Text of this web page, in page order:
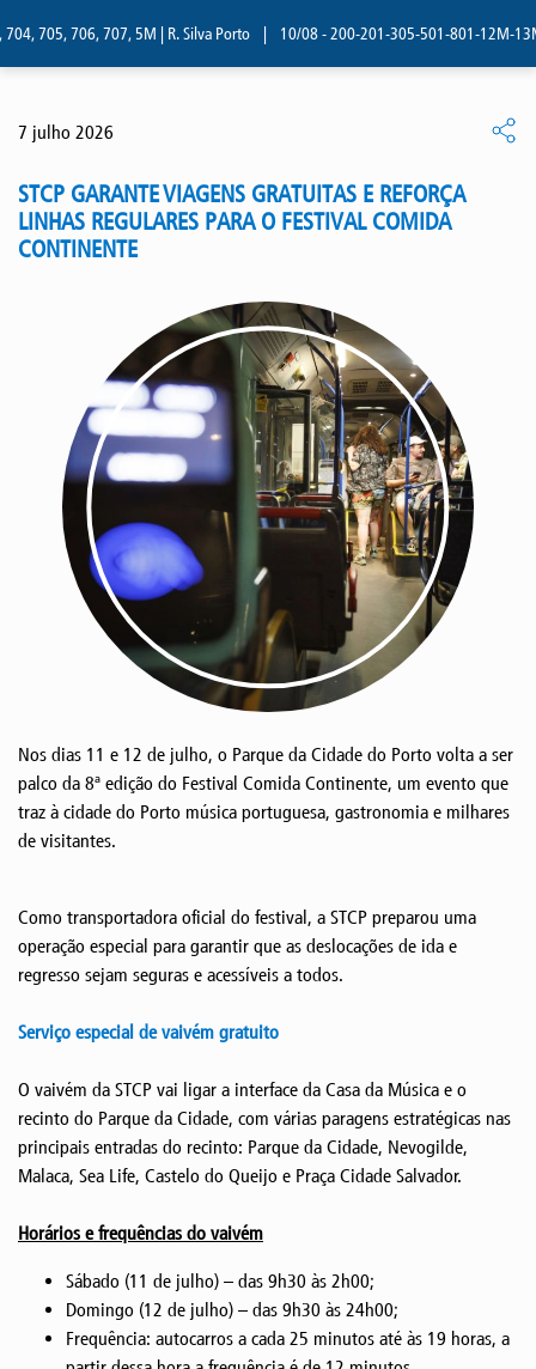
705, 706, 707, 5M | R. Silva Porto | 10/08 - 200-201-305-501-801-12M-13M |
7 julho 2026
STCP GARANTE VIAGENS GRATUITAS E REFORÇA
LINHAS REGULARES PARA O FESTIVAL COMIDA
CONTINENTE
Nos dias 11 e 12 de julho, o Parque da Cidade do Porto volta a ser
palco da 8ª edição do Festival Comida Continente, um evento que
traz à cidade do Porto música portuguesa, gastronomia e milhares
de visitantes.
Como transportadora oficial do festival, a STCP preparou uma
operação especial para garantir que as deslocações de ida e
regresso sejam seguras e acessíveis a todos.
Serviço especial de vaivém gratuito
O vaivém da STCP vai ligar a interface da Casa da Música e o
recinto do Parque da Cidade, com várias paragens estratégicas nas
principais entradas do recinto: Parque da Cidade, Nevogilde,
Malaca, Sea Life, Castelo do Queijo e Praça Cidade Salvador.
Horários e frequências do vaivém
Sábado (11 de julho) – das 9h30 às 2h00;
Domingo (12 de julho) – das 9h30 às 24h00;
Frequência: autocarros a cada 25 minutos até às 19 horas, a